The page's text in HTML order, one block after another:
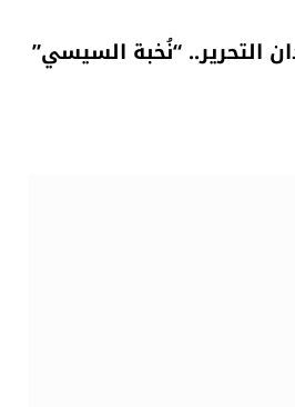
التحرير.. “نُخبة السيسي”